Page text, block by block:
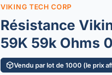
VIKING TECH CORP
Résistance
59K 59k Ohms
Vendu par lot de 1000 (le prix